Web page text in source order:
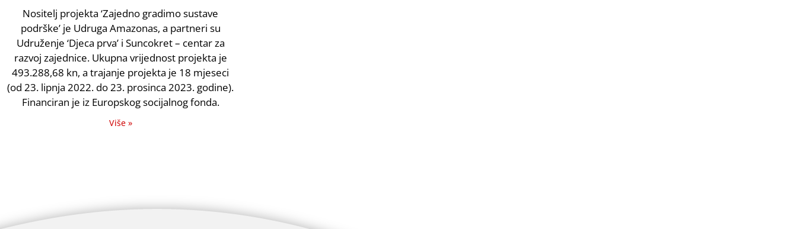
Nositelj projekta ‘Zajedno gradimo sustave
podrške’ je Udruga Amazonas, a partneri su
Udruženje ‘Djeca prva’ i Suncokret – centar za
razvoj zajednice. Ukupna vrijednost projekta je
493.288,68 kn, a trajanje projekta je 18 mjeseci
(od 23. lipnja 2022. do 23. prosinca 2023. godine).
Financiran je iz Europskog socijalnog fonda.
Više »